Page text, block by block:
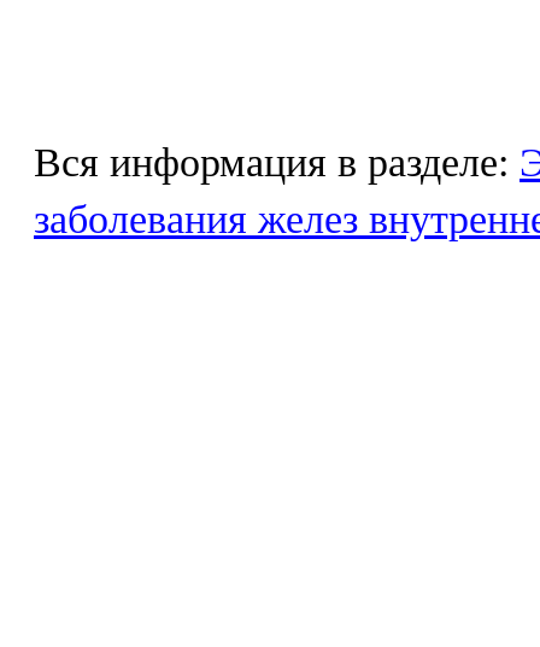
Вся информация в разделе:
заболевания желез